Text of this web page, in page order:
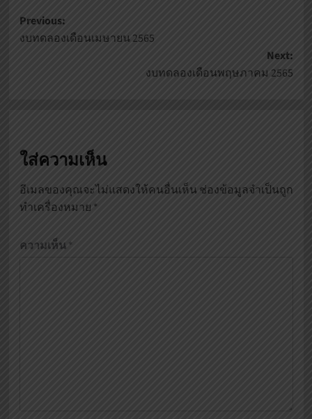
Post
navigation
Previous:
งบทดลองเดือนเมษายน 2565
Next:
งบทดลองเดือนพฤษภาคม 2565
ใส่ความเห็น
อีเมลของคุณจะไม่แสดงให้คนอื่นเห็น ช่องข้อมูลจำเป็นถูก
ทำเครื่องหมาย *
ความเห็น *